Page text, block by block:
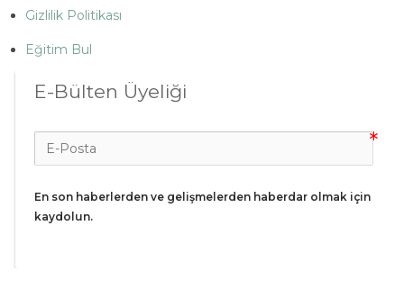
Gizlilik Politikası
Eğitim Bul
E-Bülten Üyeliği
En son haberlerden ve gelişmelerden haberdar olmak için
kaydolun.